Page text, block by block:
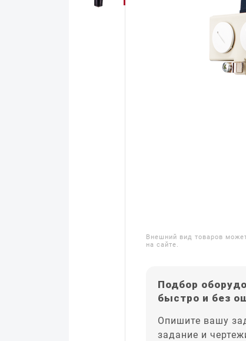
Внешний вид товаров
на сайте.
Подбор
быстро и без
Опишите вашу
задание и